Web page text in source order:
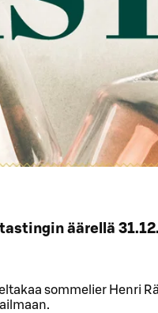
äärellä
sommelier Henri